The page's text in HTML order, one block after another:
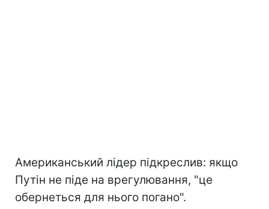
Американський лідер підкреслив: якщо
Путін не піде на врегулювання, "це
обернеться для нього погано".